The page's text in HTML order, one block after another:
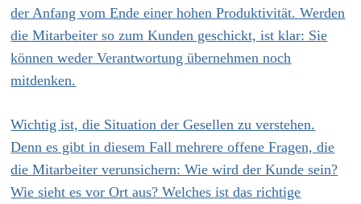
der Anfang vom Ende einer hohen Produktivität. Werden
die Mitarbeiter so zum Kunden geschickt, ist klar: Sie
können weder Verantwortung übernehmen noch
mitdenken.
Wichtig ist, die Situation der Gesellen zu verstehen.
Denn es gibt in diesem Fall mehrere offene Fragen, die
die Mitarbeiter verunsichern: Wie wird der Kunde sein?
Wie sieht es vor Ort aus? Welches ist das richtige